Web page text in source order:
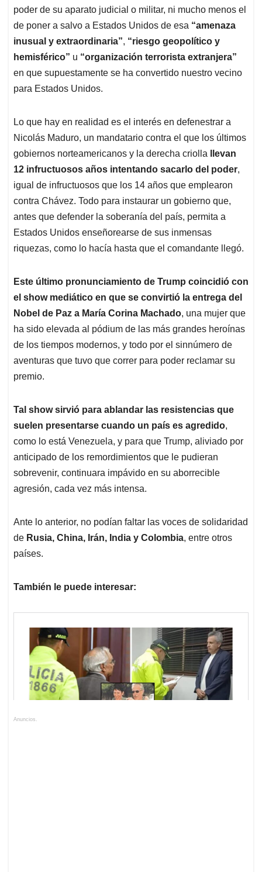
poder de su aparato judicial o militar, ni mucho menos el
de poner a salvo a Estados Unidos de esa “amenaza
inusual y extraordinaria”, “riesgo geopolítico y
hemisférico” u “organización terrorista extranjera”
en que supuestamente se ha convertido nuestro vecino
para Estados Unidos.
Lo que hay en realidad es el interés en defenestrar a
Nicolás Maduro, un mandatario contra el que los últimos
gobiernos norteamericanos y la derecha criolla llevan
12 infructuosos años intentando sacarlo del poder,
igual de infructuosos que los 14 años que emplearon
contra Chávez. Todo para instaurar un gobierno que,
antes que defender la soberanía del país, permita a
Estados Unidos enseñorearse de sus inmensas
riquezas, como lo hacía hasta que el comandante llegó.
Este último pronunciamiento de Trump coincidió con
el show mediático en que se convirtió la entrega del
Nobel de Paz a María Corina Machado, una mujer que
ha sido elevada al pódium de las más grandes heroínas
de los tiempos modernos, y todo por el sinnúmero de
aventuras que tuvo que correr para poder reclamar su
premio.
Tal show sirvió para ablandar las resistencias que
suelen presentarse cuando un país es agredido,
como lo está Venezuela, y para que Trump, aliviado por
anticipado de los remordimientos que le pudieran
sobrevenir, continuara impávido en su aborrecible
agresión, cada vez más intensa.
Ante lo anterior, no podían faltar las voces de solidaridad
de Rusia, China, Irán, India y Colombia, entre otros
países.
También le puede interesar:
Anuncios.